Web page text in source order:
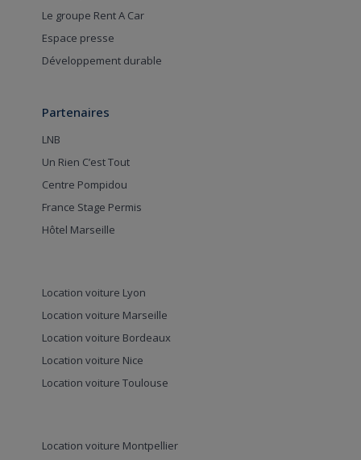
Le groupe Rent A Car
Espace presse
Développement durable
Partenaires
LNB
Un Rien C’est Tout
Centre Pompidou
France Stage Permis
Hôtel Marseille
Location voiture Lyon
Location voiture Marseille
Location voiture Bordeaux
Location voiture Nice
Location voiture Toulouse
Location voiture Montpellier